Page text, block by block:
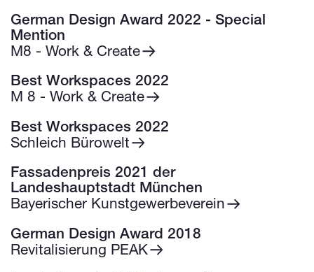
German Design Award 2022 - Special
Mention
M8 - Work & Create
Best Workspaces 2022
M 8 - Work & Create
Best Workspaces 2022
Schleich Bürowelt
Fassadenpreis 2021 der
Landeshauptstadt München
Bayerischer Kunstgewerbeverein
German Design Award 2018
Revitalisierung PEAK